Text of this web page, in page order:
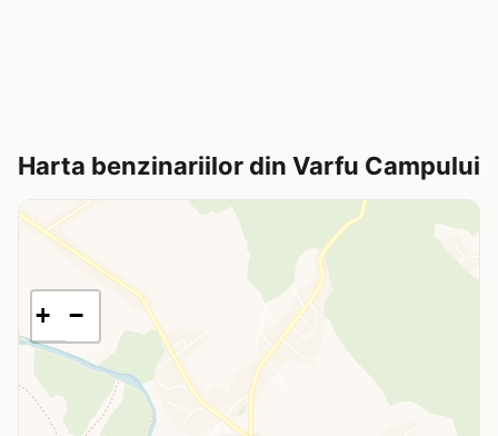
Harta benzinariilor din Varfu Campului
+ −